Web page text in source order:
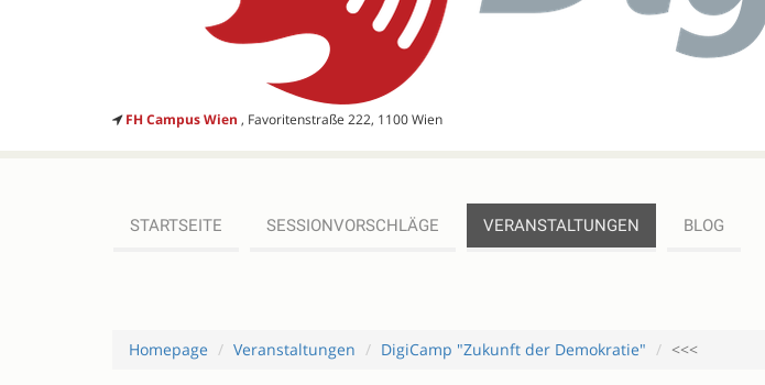
FH Campus Wien , Favoritenstraße 222, 1100 Wien
STARTSEITE SESSIONVORSCHLÄGE VERANSTALTUNGEN BLOG
Homepage Veranstaltungen DigiCamp "Zukunft der Demokratie" <<<